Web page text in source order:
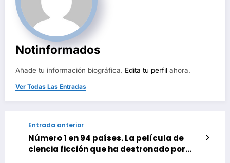
Notinformados
Añade tu información biográfica. Edita tu perfil ahora.
Ver Todas Las Entradas
Entrada anterior
Número 1 en 94 países. La película de
ciencia ficción que ha destronado por